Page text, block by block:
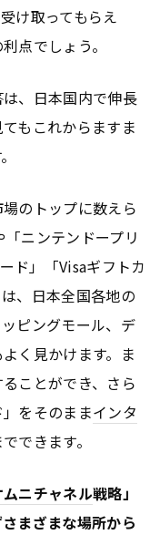
け取ってもらえ
点でしょう。
、日本国内で伸長
もこれからますま
のトップに数えら
ニンテンドープリ
ド」「Visaギフトカ
、日本全国各地の
ピングモール、デ
く見かけます。ま
ことができ、さら
をそのままインタ
できます。
ムニチャネル戦略」
まざまな場所から